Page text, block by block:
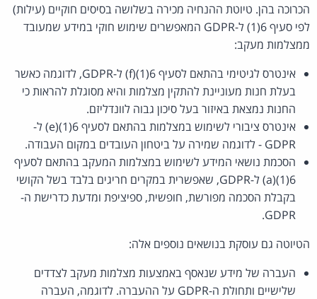
הכרוכה בהן. טיוטת ההנחיה מכירה בשלושה בסיסים חוקיים (עילות)
לפי סעיף 6(1) ל-GDPR המאפשרים שימוש חוקי במידע שמעובד
ממצלמות מעקב:
אינטרס לגיטימי בהתאם לסעיף 6(1)(f) ל-GDPR, לדוגמה כאשר
בעלת חנות מעוניינת להתקין מצלמות והיא מסוגלת להראות כי
החנות נמצאת באיזור בעל סיכון גבוה לוונדליזם.
אינטרס ציבורי לשימוש במצלמות בהתאם לסעיף 6(1)(e) ל-
GDPR - לדוגמה שמירה על ביטחון העובדים במקום העבודה.
הסכמת נושאי המידע לשימוש במצלמות המעקב בהתאם לסעיף
6(1)(a) ל-GDPR, שאפשרית במקרים חריגים בלבד בשל הקושי
בקבלת הסכמה מפורשת, חופשית, ספיציפת ומדעת כדרישת ה-
GDPR.
הטיוטה גם עוסקת בנושאים נוספים אלה:
העברה של מידע שנאסף באמצעות מצלמות מעקב לצדדים
שלישיים ותחולת ה-GDPR על ההעברה. לדוגמה, העברה